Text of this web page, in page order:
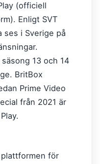
(officiell
Enligt SVT
ses i Sverige på
13 och 14
BritBox
Prime Video
från 2021 är
plattformen för